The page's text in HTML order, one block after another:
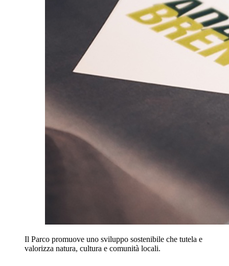
Il Parco promuove uno sviluppo sostenibile che tutela e
valorizza natura, cultura e comunità locali.